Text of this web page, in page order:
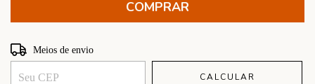
Entregas para o CEP:
Meios de envio
CALCULAR